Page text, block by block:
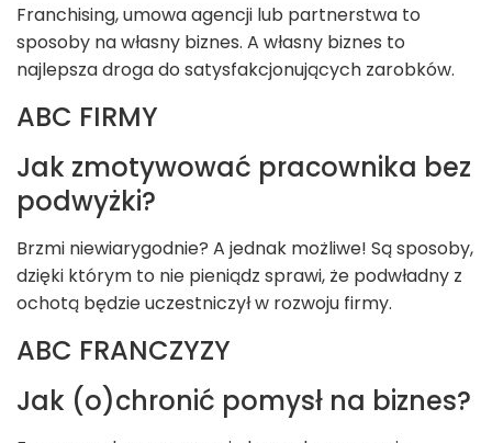
Franchising, umowa agencji lub partnerstwa to
sposoby na własny biznes. A własny biznes to
najlepsza droga do satysfakcjonujących zarobków.
ABC FIRMY
Jak zmotywować pracownika bez
podwyżki?
Brzmi niewiarygodnie? A jednak możliwe! Są sposoby,
dzięki którym to nie pieniądz sprawi, że podwładny z
ochotą będzie uczestniczył w rozwoju firmy.
ABC FRANCZYZY
Jak (o)chronić pomysł na biznes?